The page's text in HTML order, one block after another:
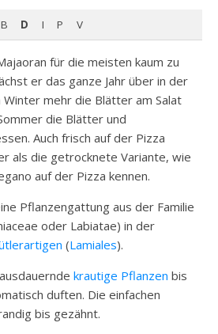
B D I P V
für die meisten kaum zu
er das ganze Jahr über in der
mehr die Blätter am Salat
die Blätter und
Auch frisch auf der Pizza
als die getrocknete Variante, wie
auf der Pizza kennen.
Pflanzengattung aus der Familie
oder Labiatae) in der
(Lamiales).
krautige Pflanzen bis
duften. Die einfachen
bis gezähnt.